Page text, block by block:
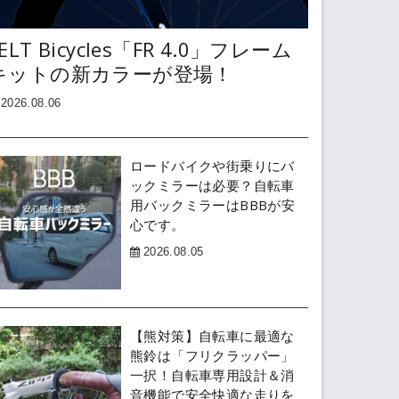
Bicycles「FR 4.0」フレーム
ットの新カラーが登場！
2026.08.06
ロードバイクや街乗りにバ
ックミラーは必要？自転車
用バックミラーはBBBが安
心です。
2026.08.05
【熊対策】自転車に最適な
熊鈴は「フリクラッパー」
一択！自転車専用設計＆消
音機能で安全快適な走りを